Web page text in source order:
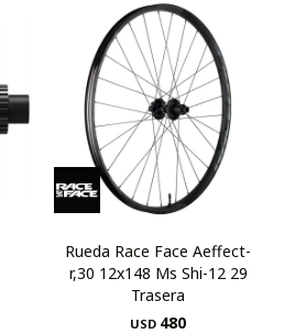
Rueda Race Face Aeffect-
r,30 12x148 Ms Shi-12 29
Trasera
USD 480